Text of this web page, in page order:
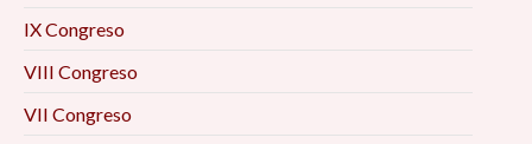
IX Congreso
VIII Congreso
VII Congreso